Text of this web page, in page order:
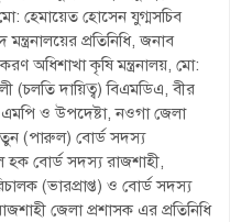
মো: হেমায়েত হোসেন যুগ্মসচিব
প্রতিনিধি, জনাব
অধিশাখা কৃষি মন্ত্রনালয়, মো:
(চলতি দায়িত্ব) বিএমডিএ, বীর
ও উপদেষ্টা, নওগা জেলা
(পারুল) বোর্ড সদস্য
হক বোর্ড সদস্য রাজশাহী,
(ভারপ্রাপ্ত) ও বোর্ড সদস্য
জেলা প্রশাসক এর প্রতিনিধি